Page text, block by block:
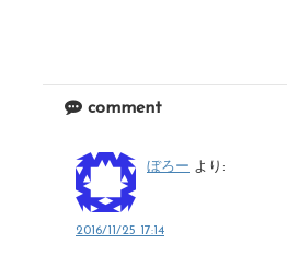
comment
ぼろー より:
2016/11/25 17:14